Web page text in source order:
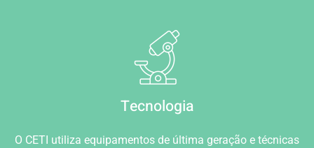
Tecnologia
O CETI utiliza equipamentos de última geração e técnicas